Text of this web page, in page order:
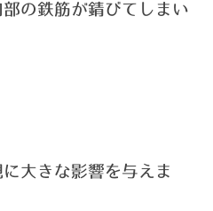
の鉄筋が錆びてしまい
大きな影響を与えま